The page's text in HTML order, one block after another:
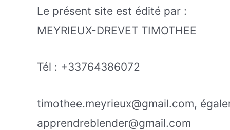
Le présent site est édité par :
MEYRIEUX-DREVET TIMOTHEE
Tél : +33764386072
timothee.meyrieux@gmail.com,
apprendreblender@gmail.com